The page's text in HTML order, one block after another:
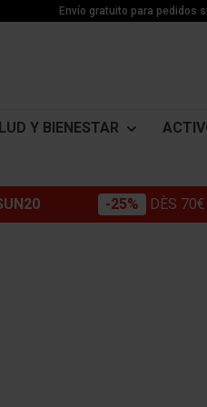
Envío gratuito para pedidos
Y BIENESTAR
-25% DÈS 70€